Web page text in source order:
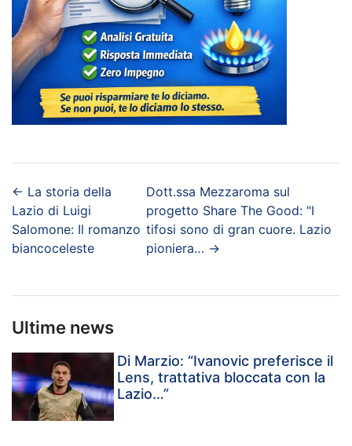
← La storia della
Lazio di Luigi
Salomone: Il romanzo
biancoceleste
Dott.ssa Mezzaroma sul
progetto Share The Good: "I
tifosi sono di gran cuore. Lazio
pioniera… →
Ultime news
Di Marzio: “Ivanovic preferisce il
Lens, trattativa bloccata con la
Lazio…”